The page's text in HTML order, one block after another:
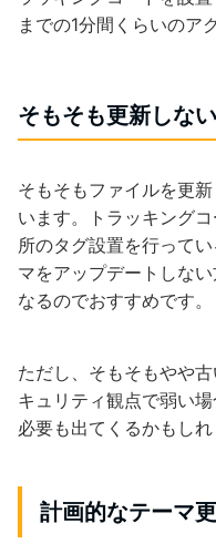
までの1分間くらいのア
そもそも更新しない
そもそもファイルを更
います。トラッキング
所のタグ設置を行って
マをアップデートしな
なるのでおすすめです。
ただし、そもそもやや
キュリティ観点で弱い
必要も出てくるかもしれ
計画的なテーマ